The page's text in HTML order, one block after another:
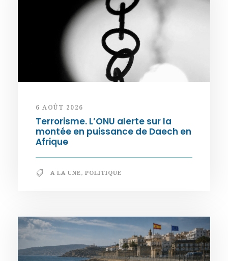
6 AOÛT 2026
Terrorisme. L’ONU alerte sur la
montée en puissance de Daech en
Afrique
A LA UNE, POLITIQUE